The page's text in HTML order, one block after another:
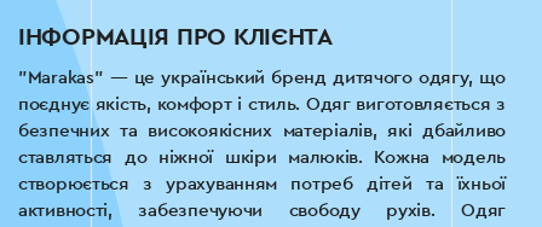
ІНФОРМАЦІЯ ПРО КЛІЄНТА
"Marakas" — це український бренд дитячого одягу, що
поєднує якість, комфорт і стиль. Одяг виготовляється з
безпечних та високоякісних матеріалів, які дбайливо
ставляться до ніжної шкіри малюків. Кожна модель
створюється з урахуванням потреб дітей та їхньої
активності, забезпечуючи свободу рухів. Одяг